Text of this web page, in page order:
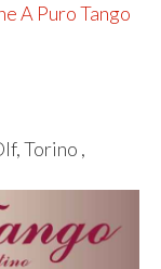
A Puro Tango
Torino ,